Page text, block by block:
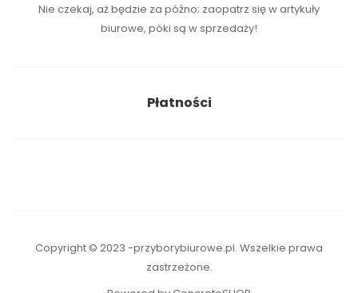
Nie czekaj, aż będzie za późno; zaopatrz się w artykuły
biurowe, póki są w sprzedaży!
Płatności
Copyright © 2023 -przyborybiurowe.pl. Wszelkie prawa
zastrzeżone.